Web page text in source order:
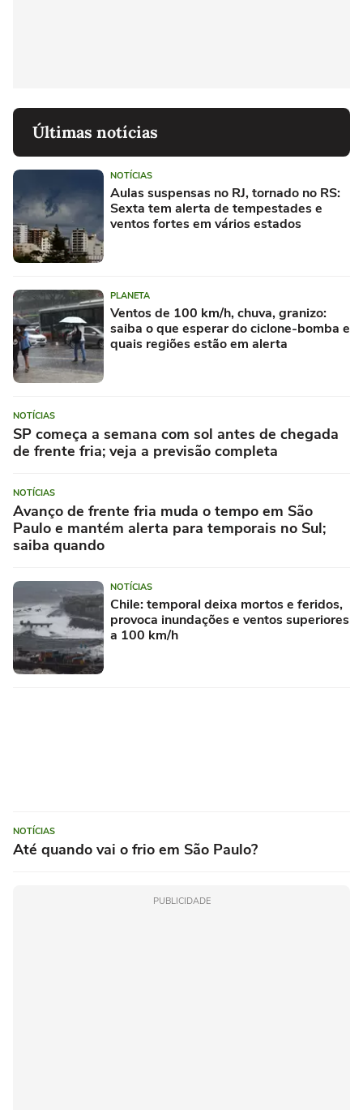
Últimas notícias
NOTÍCIAS
Aulas suspensas no RJ, tornado no RS:
Sexta tem alerta de tempestades e
ventos fortes em vários estados
PLANETA
Ventos de 100 km/h, chuva, granizo:
saiba o que esperar do ciclone-bomba e
quais regiões estão em alerta
NOTÍCIAS
SP começa a semana com sol antes de chegada
de frente fria; veja a previsão completa
NOTÍCIAS
Avanço de frente fria muda o tempo em São
Paulo e mantém alerta para temporais no Sul;
saiba quando
NOTÍCIAS
Chile: temporal deixa mortos e feridos,
provoca inundações e ventos superiores
a 100 km/h
NOTÍCIAS
Até quando vai o frio em São Paulo?
PUBLICIDADE